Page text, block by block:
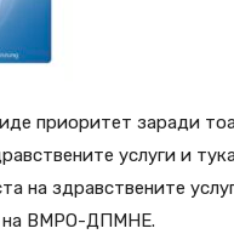
приоритет заради
услуги и
на здравствените
на ВМРО-ДПМНЕ.